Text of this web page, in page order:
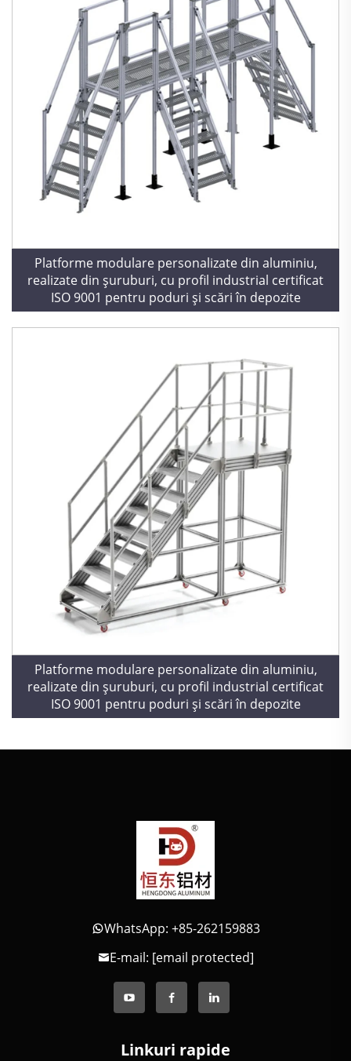
Platforme modulare personalizate din aluminiu,
realizate din șuruburi, cu profil industrial certificat
ISO 9001 pentru poduri și scări în depozite
Platforme modulare personalizate din aluminiu,
realizate din șuruburi, cu profil industrial certificat
ISO 9001 pentru poduri și scări în depozite
WhatsApp: +85-262159883
E-mail: [email protected]
Linkuri rapide